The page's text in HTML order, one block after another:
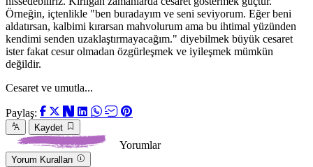
Örneğin, içtenlikle "ben buradayım ve seni seviyorum. Eğer beni
aldatırsan, kalbimi kırarsan mahvolurum ama bu ihtimal yüzünden
kendimi senden uzaklaştırmayacağım." diyebilmek büyük cesaret
ister fakat cesur olmadan özgürleşmek ve iyileşmek mümkün
değildir.
Cesaret ve umutla...
Paylaş:
Kaydet
Yorumlar
Yorum Kuralları